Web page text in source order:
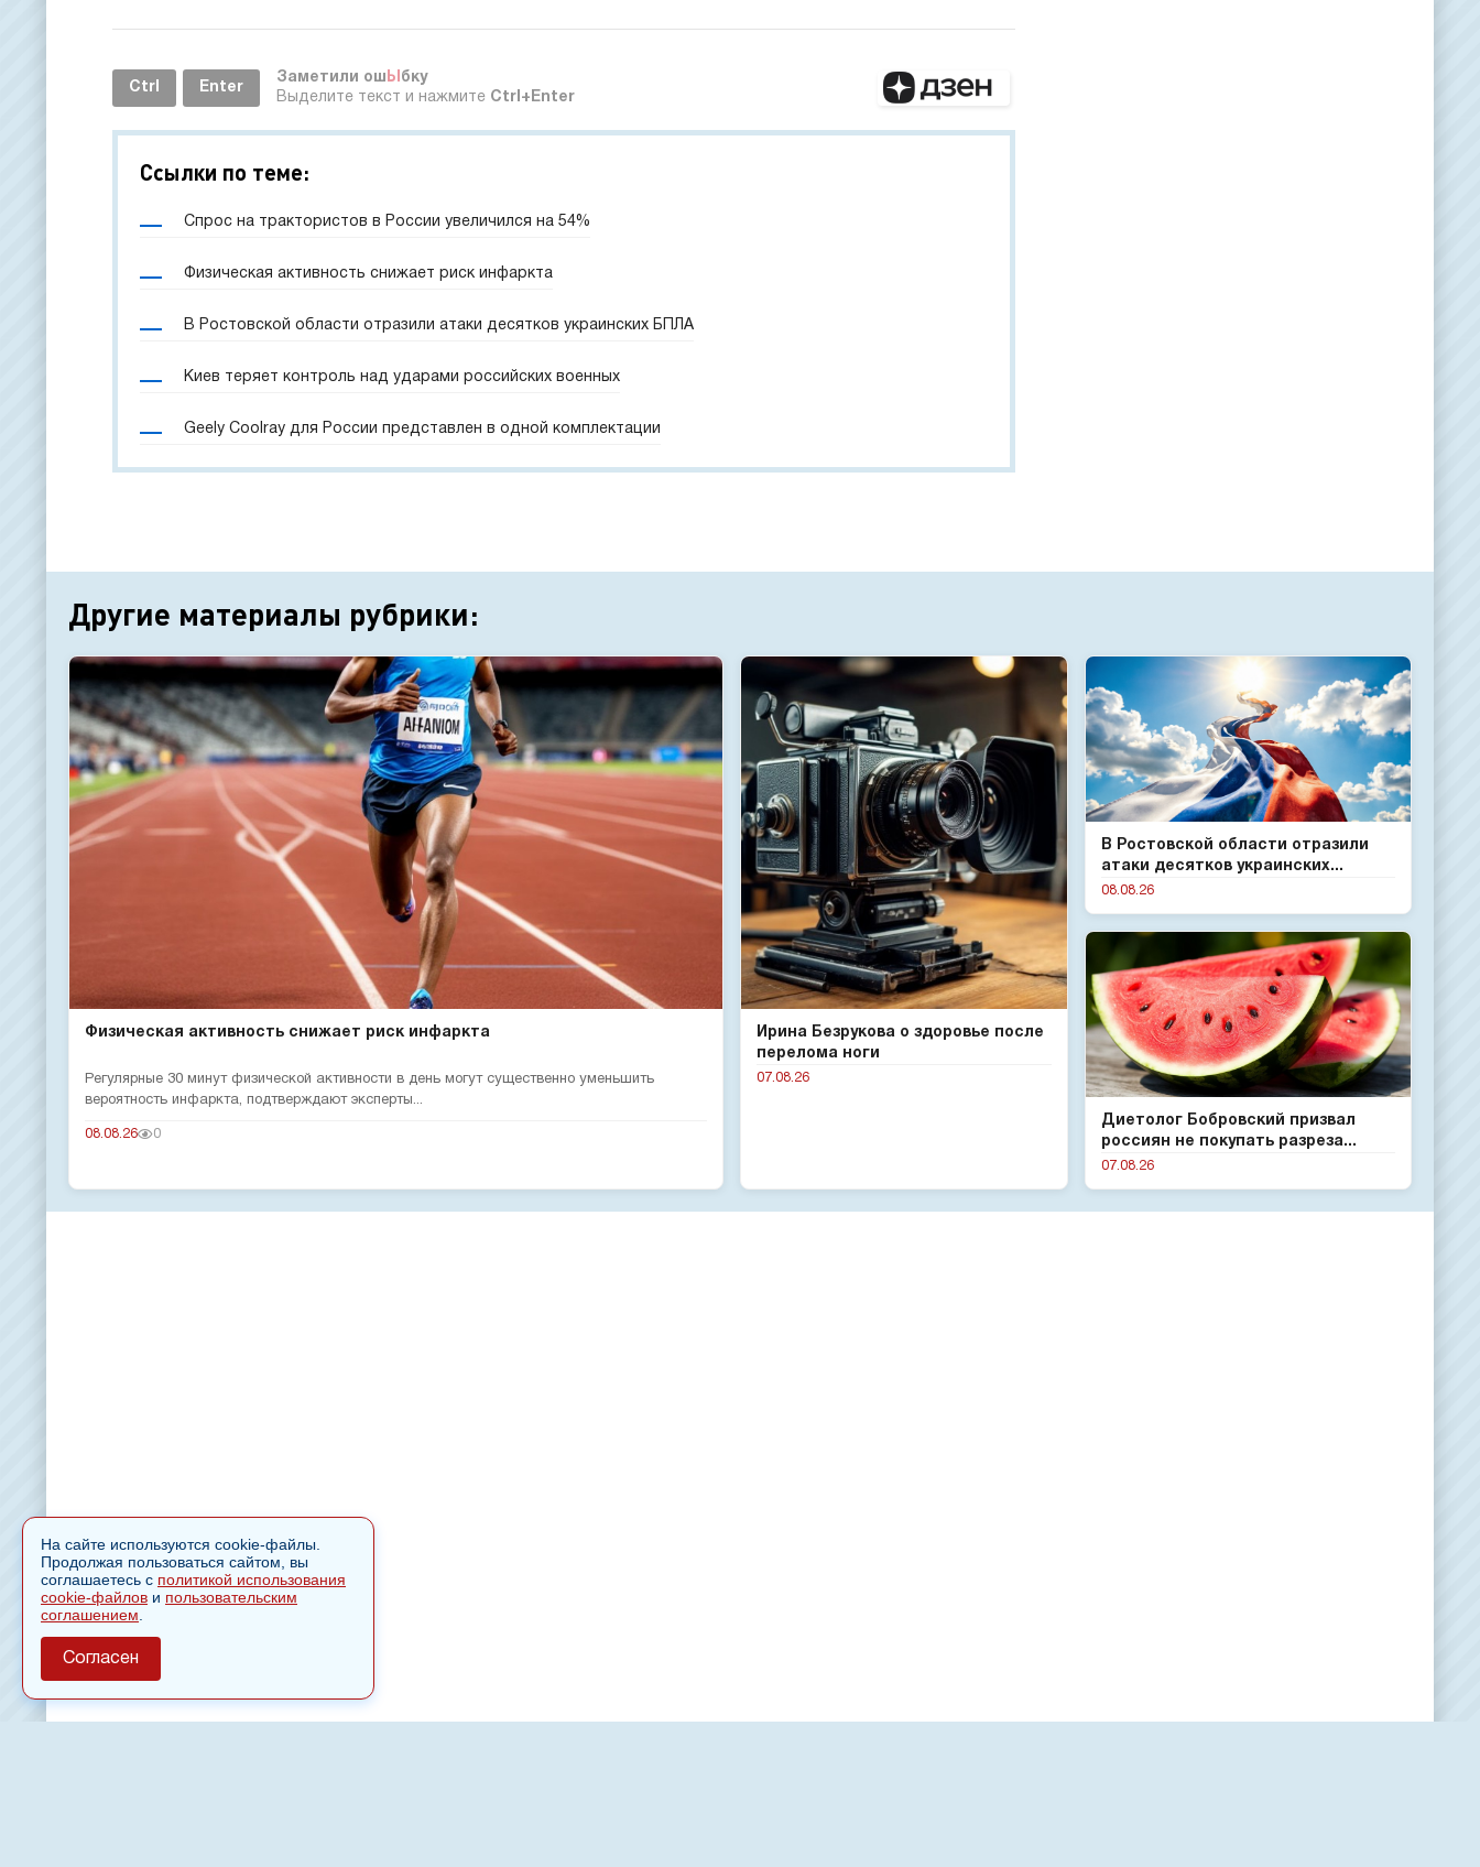
Ctrl Enter
Заметили ош Ы бку
Выделите текст и нажмите Ctrl+Enter
Ссылки по теме:
Спрос на трактористов в России увеличился на 54%
Физическая активность снижает риск инфаркта
В Ростовской области отразили атаки десятков украинских БПЛА
Киев теряет контроль над ударами российских военных
Geely Coolray для России представлен в одной комплектации
Другие материалы рубрики:
Физическая активность снижает риск инфаркта
Регулярные 30 минут физической активности в день могут существенно уменьшить
вероятность инфаркта, подтверждают эксперты...
08.08.26 0
В Ростовской области отразили
атаки десятков украинских...
08.08.26
Ирина Безрукова о здоровье после
перелома ноги
07.08.26
Диетолог Бобровский призвал
россиян не покупать разреза...
07.08.26
На сайте используются cookie-файлы.
Продолжая пользоваться сайтом, вы
соглашаетесь с политикой использования
cookie-файлов и пользовательским
соглашением
Согласен